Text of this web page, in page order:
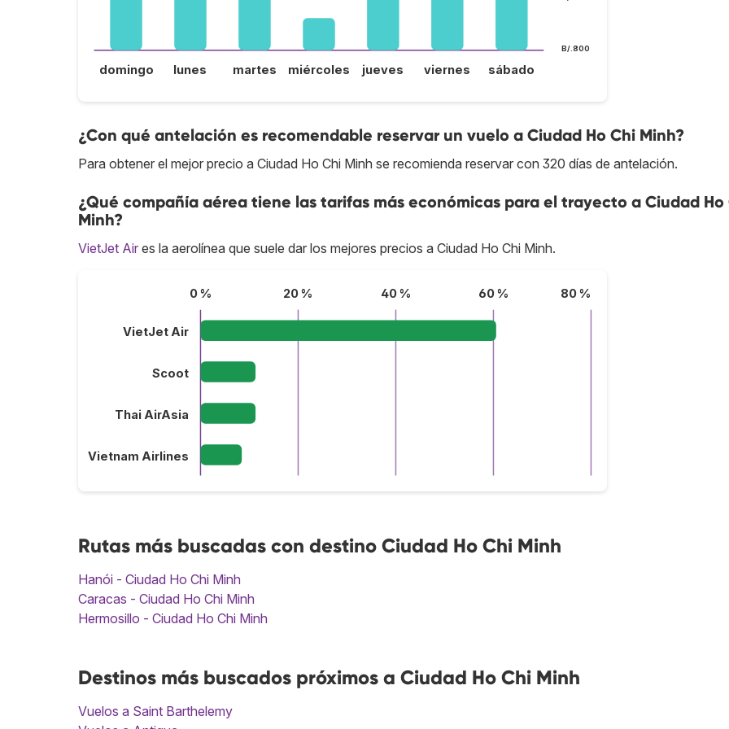
B/.800
domingo lunes martes miércoles jueves viernes sábado
¿Con qué antelación es recomendable reservar un vuelo a Ciudad Ho Chi Minh?
Para obtener el mejor precio a Ciudad Ho Chi Minh se recomienda reservar con 320 días de antelación.
¿Qué compañía aérea tiene las tarifas más económicas para el trayecto a Ciudad Ho
Minh?
VietJet Air es la aerolínea que suele dar los mejores precios a Ciudad Ho Chi Minh.
0 % 20 % 40 % 60 % 80 %
VietJet Air
Scoot
Thai AirAsia
Vietnam Airlines
Rutas más buscadas con destino Ciudad Ho Chi Minh
Hanói - Ciudad Ho Chi Minh
Caracas - Ciudad Ho Chi Minh
Hermosillo - Ciudad Ho Chi Minh
Destinos más buscados próximos a Ciudad Ho Chi Minh
Vuelos a Saint Barthelemy